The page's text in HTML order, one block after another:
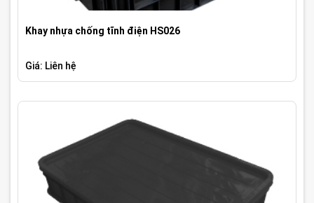
Khay nhựa chống tĩnh điện HS026
Giá: Liên hệ